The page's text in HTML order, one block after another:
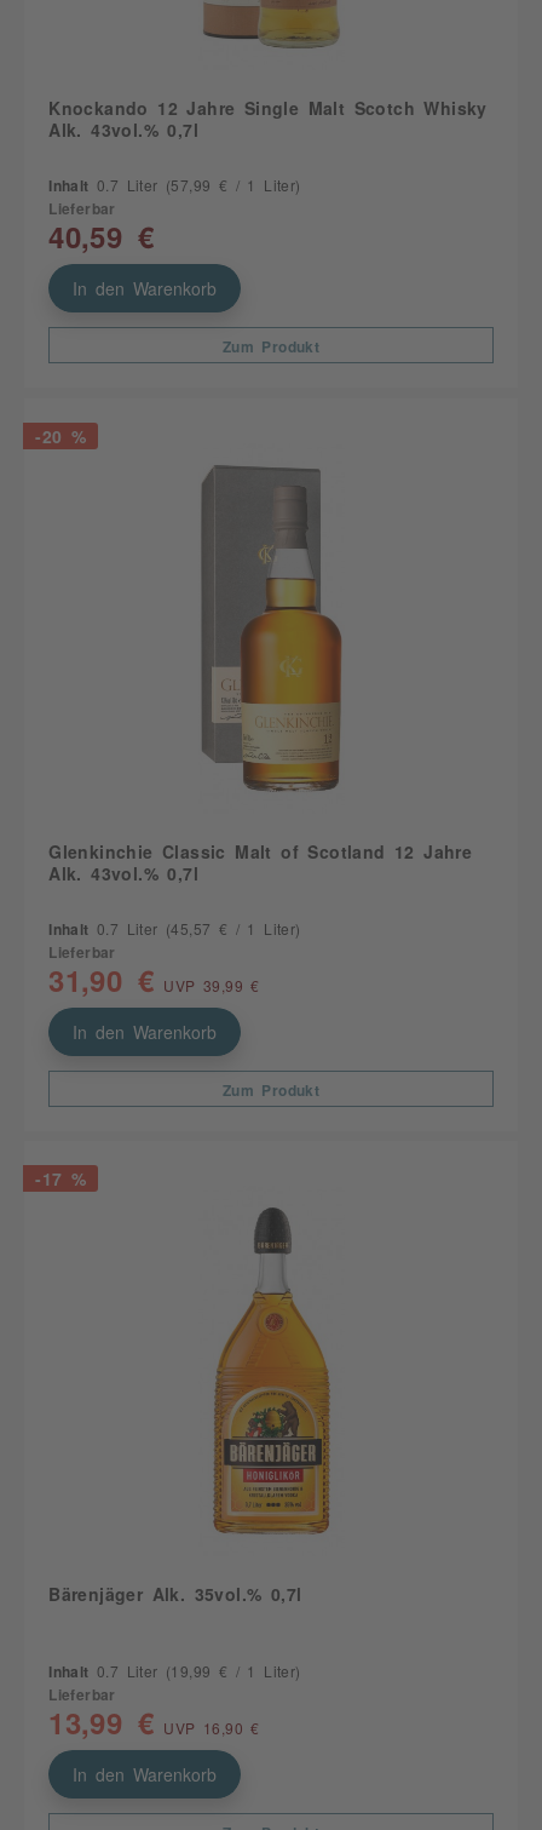
Knockando 12 Jahre Single Malt Scotch Whisky
Alk. 43vol.% 0,7l
Inhalt 0.7 Liter (57,99 € / 1 Liter)
Lieferbar
40,59 €
In den Warenkorb
Zum Produkt
-20 %
Glenkinchie Classic Malt of Scotland 12 Jahre
Alk. 43vol.% 0,7l
Inhalt 0.7 Liter (45,57 € / 1 Liter)
Lieferbar
31,90 € UVP 39,99 €
In den Warenkorb
Zum Produkt
-17 %
Bärenjäger Alk. 35vol.% 0,7l
Inhalt 0.7 Liter (19,99 € / 1 Liter)
Lieferbar
13,99 € UVP 16,90 €
In den Warenkorb